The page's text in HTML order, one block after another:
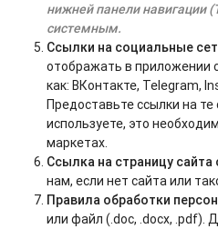
нижней панели навигации
системным.
Ссылки на социальные
отображать в приложении
как: ВКонтакте, Telegram,
Предоставьте ссылки на
используете, это
маркетах.
Ссылка на страницу
нам, если нет сайта или
Правила обработки
или файл (.doc, .docx, .pdf).